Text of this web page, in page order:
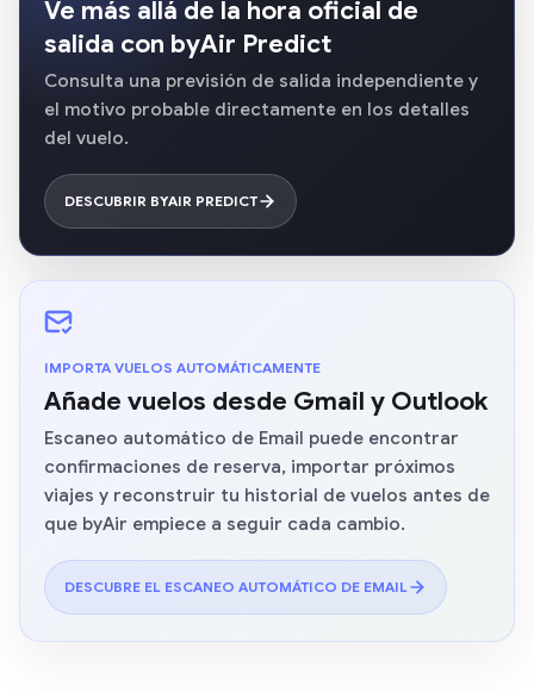
Ve más allá de la hora oficial de
salida con byAir Predict
Consulta una previsión de salida independiente y
el motivo probable directamente en los detalles
del vuelo.
DESCUBRIR BYAIR PREDICT
IMPORTA VUELOS AUTOMÁTICAMENTE
Añade vuelos desde Gmail y Outlook
Escaneo automático de Email puede encontrar
confirmaciones de reserva, importar próximos
viajes y reconstruir tu historial de vuelos antes de
que byAir empiece a seguir cada cambio.
DESCUBRE EL ESCANEO AUTOMÁTICO DE EMAIL